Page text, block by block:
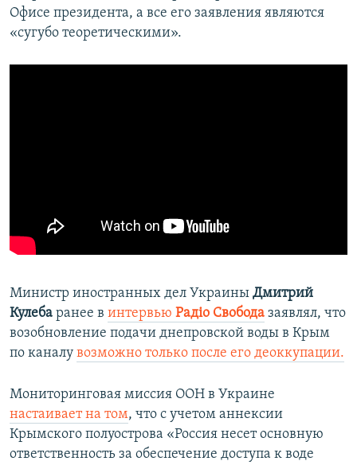
Офисе президента, а все его заявления являются
«сугубо теоретическими».
Министр иностранных дел Украины Дмитрий
Кулеба ранее в интервью Радіо Свобода заявлял, что
возобновление подачи днепровской воды в Крым
по каналу возможно только после его деоккупации.
Мониторинговая миссия ООН в Украине
настаивает на том, что с учетом аннексии
Крымского полуострова «Россия несет основную
ответственность за обеспечение доступа к воде